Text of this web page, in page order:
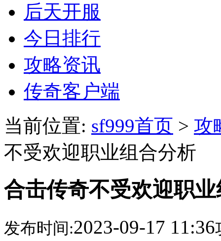
后天开服
今日排行
攻略资讯
传奇客户端
当前位置: sf999首页 > 攻
不受欢迎职业组合分析
合击传奇不受欢迎职
发布时间:2023-09-17 11:36